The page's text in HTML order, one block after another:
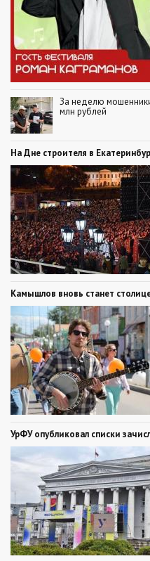
За неделю
млн рублей
На Дне строителя в
Камышлов вновь станет
УрФУ опубликовал списки